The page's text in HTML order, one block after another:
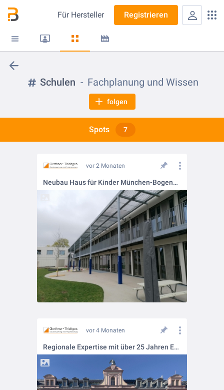
Für Hersteller Registrieren
Schulen Fachplanung und Wissen
folgen
Spots 7
vor 2 Monaten
Neubau Haus für Kinder München-Bogenhausen: Raum für Bildung und Betreuung schaffen
vor 4 Monaten
Regionale Expertise mit über 25 Jahren Erfahrung